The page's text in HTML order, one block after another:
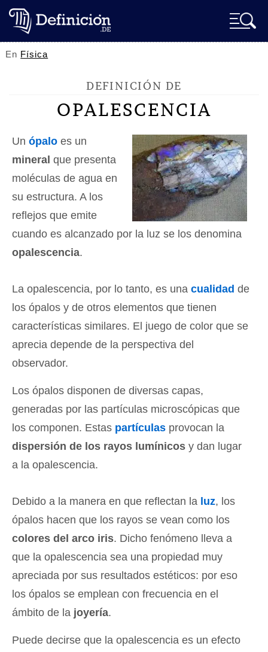
En Física
DEFINICIÓN DE
OPALESCENCIA
Un ópalo es un
mineral que presenta
moléculas de agua en
su estructura. A los
reflejos que emite
cuando es alcanzado por la luz se los denomina
opalescencia.
La opalescencia, por lo tanto, es una cualidad de
los ópalos y de otros elementos que tienen
características similares. El juego de color que se
aprecia depende de la perspectiva del
observador.
Los ópalos disponen de diversas capas,
generadas por las partículas microscópicas que
los componen. Estas partículas provocan la
dispersión de los rayos lumínicos y dan lugar
a la opalescencia.
Debido a la manera en que reflectan la luz, los
ópalos hacen que los rayos se vean como los
colores del arco iris. Dicho fenómeno lleva a
que la opalescencia sea una propiedad muy
apreciada por sus resultados estéticos: por eso
los ópalos se emplean con frecuencia en el
ámbito de la joyería.
Puede decirse que la opalescencia es un efecto